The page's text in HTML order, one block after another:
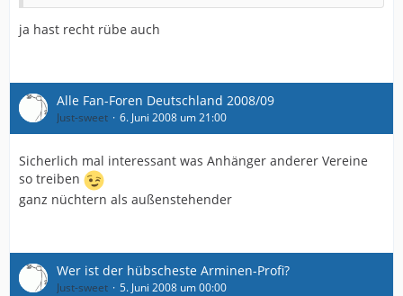
ja hast recht rübe auch
Alle Fan-Foren Deutschland 2008/09
Just-sweet 6. Juni 2008 um 21:00
Sicherlich mal interessant was Anhänger anderer Vereine
so treiben
ganz nüchtern als außenstehender
Wer ist der hübscheste Arminen-Profi?
Just-sweet 5. Juni 2008 um 00:00